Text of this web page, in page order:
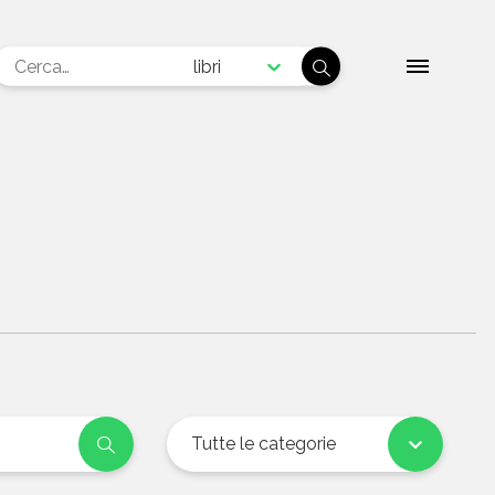
libri
Tutte le categorie